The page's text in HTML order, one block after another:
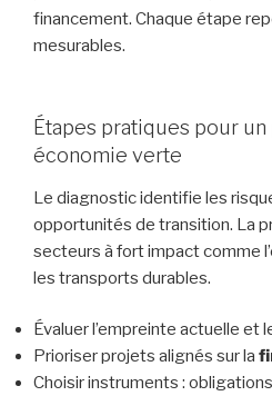
financement. Chaque étape
mesurables.
Étapes pratiques pour
économie verte
Le diagnostic identifie les
opportunités de transition. La
secteurs à fort impact comme
les transports durables.
Évaluer l’empreinte actuelle et
Prioriser projets alignés sur la
Choisir instruments :